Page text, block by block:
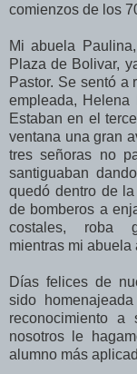
comienzos de los
Mi abuela
Plaza de Bolivar,
Pastor. Se sentó a
empleada,
Estaban en el
ventana una gran
tres señoras no
santiguaban
quedó dentro de
de bomberos a
costales, roba
mientras mi abuela
Días felices de
sido
reconocimiento a
nosotros le
alumno más